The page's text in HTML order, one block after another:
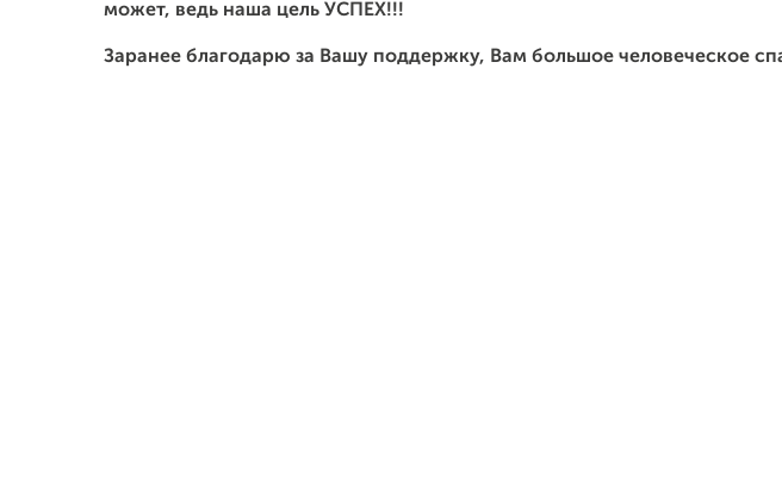
может, ведь наша цель УСПЕХ!!!
Заранее благодарю за Вашу поддержку, Вам большое человеческое